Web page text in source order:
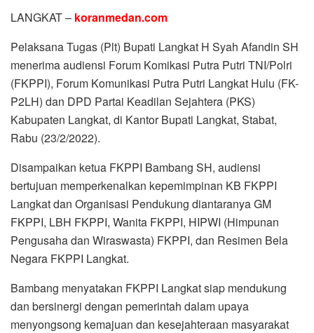
LANGKAT – koranmedan.com
Pelaksana Tugas (Plt) Bupati Langkat H Syah Afandin SH
menerima audiensi Forum Komikasi Putra Putri TNI/Polri
(FKPPI), Forum Komunikasi Putra Putri Langkat Hulu (FK-
P2LH) dan DPD Partai Keadilan Sejahtera (PKS)
Kabupaten Langkat, di Kantor Bupati Langkat, Stabat,
Rabu (23/2/2022).
Disampaikan ketua FKPPI Bambang SH, audiensi
bertujuan memperkenalkan kepemimpinan KB FKPPI
Langkat dan Organisasi Pendukung diantaranya GM
FKPPI, LBH FKPPI, Wanita FKPPI, HIPWI (Himpunan
Pengusaha dan Wiraswasta) FKPPI, dan Resimen Bela
Negara FKPPI Langkat.
Bambang menyatakan FKPPI Langkat siap mendukung
dan bersinergi dengan pemerintah dalam upaya
menyongsong kemajuan dan kesejahteraan masyarakat